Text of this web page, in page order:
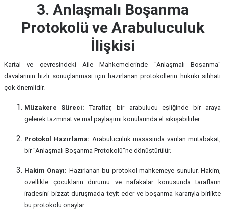
3. Anlaşmalı Boşanma
Protokolü ve Arabuluculuk
İlişkisi
Kartal ve çevresindeki Aile Mahkemelerinde "Anlaşmalı Boşanma"
davalarının hızlı sonuçlanması için hazırlanan protokollerin hukuki sıhhati
çok önemlidir.
Müzakere Süreci: Taraflar, bir arabulucu eşliğinde bir araya
gelerek tazminat ve mal paylaşımı konularında el sıkışabilirler.
Protokol Hazırlama: Arabuluculuk masasında varılan mutabakat,
bir "Anlaşmalı Boşanma Protokolü"ne dönüştürülür.
Hakim Onayı: Hazırlanan bu protokol mahkemeye sunulur. Hakim,
özellikle çocukların durumu ve nafakalar konusunda tarafların
iradesini bizzat duruşmada teyit eder ve boşanma kararıyla birlikte
bu protokolü onaylar.